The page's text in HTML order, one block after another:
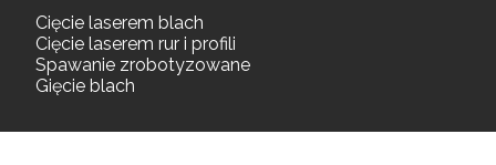
Cięcie laserem blach
Cięcie laserem rur i profili
Spawanie zrobotyzowane
Gięcie blach